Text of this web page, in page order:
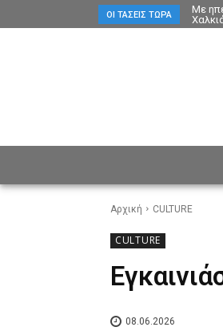
ΟΙ ΤΆΣΕΙΣ ΤΏΡΑ
Με
Αρχική CULTURE
CULTURE
08.06.2026